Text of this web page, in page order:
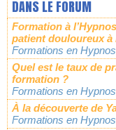
DANS LE FORUM
Formation à
patient douloureux à
Formations en
Quel est le taux de
formation ?
Formations en
À la découverte de
Formations en